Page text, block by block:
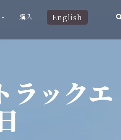
購入 English
ラックエ